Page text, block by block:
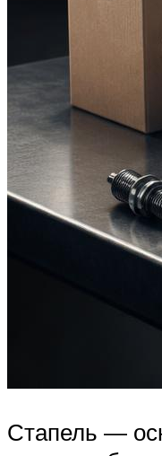
Стапель —